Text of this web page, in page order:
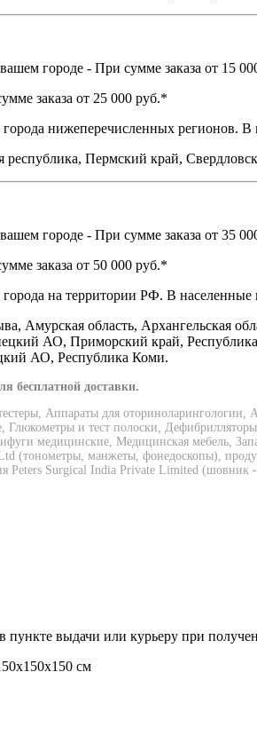
городе - При сумме заказа от 15
заказа от 25 000 руб.*
города нижеперечисленных регионов.
республика, Пермский край,
городе - При сумме заказа от 35
заказа от 50 000 руб.*
города на территории РФ. В
Амурская область, Архангельская
АО, Приморский край,
АО, Республика Коми.
бесплатной доставки.
Аппараты для
Глюкометры и тест полоски,
медицинские, Медицинская мебель,
(тонометры, манжеты, фонедоскопы),
Peters Surgical India Private Limited (шовник
пункте выдачи или курьеру при
см